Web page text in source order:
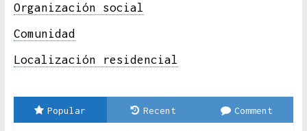
Organización social
Comunidad
Localización residencial
Popular Recent Comment